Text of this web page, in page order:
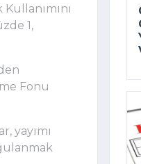
1,
Fonu
yayımı